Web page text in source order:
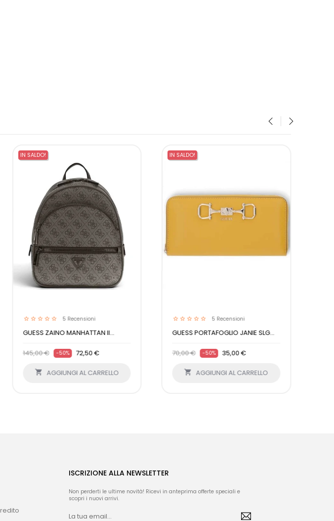
IN SALDO!
5 Recensioni
GUESS ZAINO MANHATTAN II...
145,00 € -50% 72,50 €
 AGGIUNGI AL CARRELLO
IN SALDO!
5 Recensioni
GUESS PORTAFOGLIO JANIE SLG...
70,00 € -50% 35,00 €
 AGGIUNGI AL CARRELLO
ISCRIZIONE ALLA NEWSLETTER
Non perderti le ultime novità! Ricevi in anteprima offerte speciali e
scopri i nuovi arrivi.